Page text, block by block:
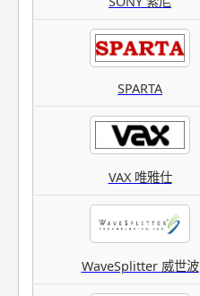
SPARTA
VAX 唯雅仕
WaveSplitter 威世波